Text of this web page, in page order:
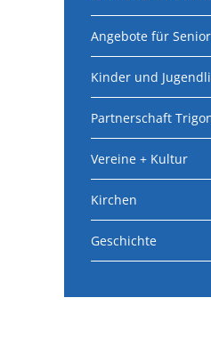
Angebote für
Kinder und
Partnerschaft
Vereine + Kultur
Kirchen
Geschichte